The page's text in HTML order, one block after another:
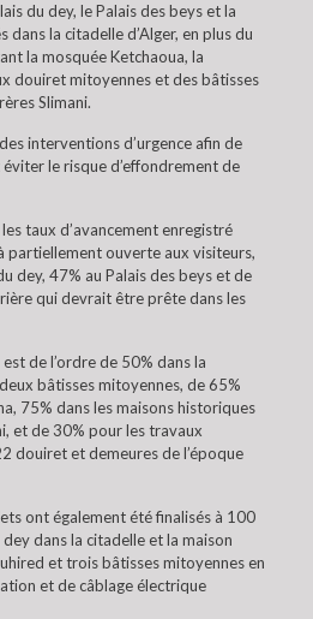
du dey, le Palais des beys et la
la citadelle d’Alger, en plus du
la mosquée Ketchaoua, la
douiret mitoyennes et des bâtisses
Slimani.
interventions d’urgence afin de
le risque d’effondrement de
taux d’avancement enregistré
partiellement ouverte aux visiteurs,
dey, 47% au Palais des beys et de
qui devrait être prête dans les
de l’ordre de 50% dans la
bâtisses mitoyennes, de 65%
75% dans les maisons historiques
et de 30% pour les travaux
douiret et demeures de l’époque
ont également été finalisés à 100
dans la citadelle et la maison
et trois bâtisses mitoyennes en
et de câblage électrique